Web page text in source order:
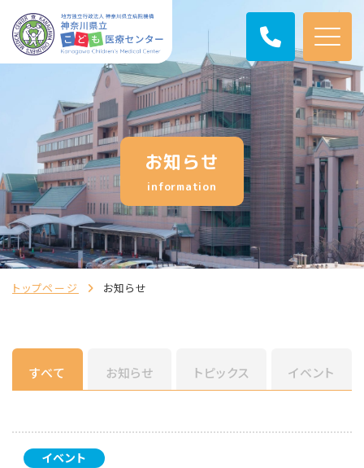
お知らせ
information
トップページ お知らせ
すべて お知らせ トピックス イベント
イベント